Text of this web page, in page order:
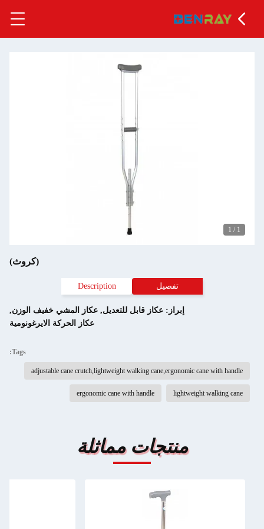
1
/
1
(كروث)
تفصيل Description
إبراز: عكاز قابل للتعديل, عكاز المشي خفيف الوزن,
عكاز الحركة الايرغونومية
Tags:
adjustable cane crutch,lightweight walking cane,ergonomic cane with handle
lightweight walking cane
ergonomic cane with handle
منتجات مماثلة